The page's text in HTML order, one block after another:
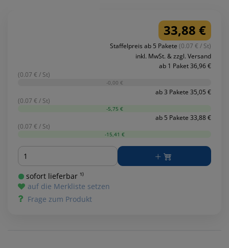
33,88 €
Staffelpreis ab 5 Pakete (0.07 € / St)
inkl. MwSt. & zzgl. Versand
ab 1 Paket 36,96 €
(0.07 € / St)
-0,00 €
ab 3 Pakete 35,05 €
(0.07 € / St)
-5,75 €
ab 5 Pakete 33,88 €
(0.07 € / St)
-15,41 €
Menge
sofort lieferbar ¹⁾
auf die Merkliste setzen
Frage zum Produkt